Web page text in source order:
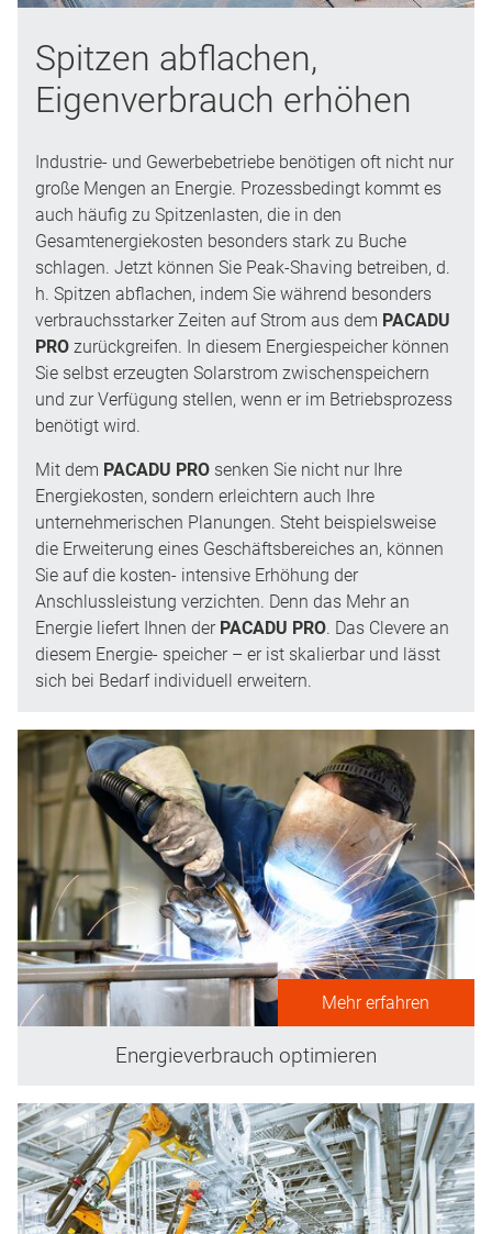
Spitzen abflachen,
Eigenverbrauch erhöhen
Industrie- und Gewerbebetriebe benötigen oft nicht nur
große Mengen an Energie. Prozessbedingt kommt es
auch häufig zu Spitzenlasten, die in den
Gesamtenergiekosten besonders stark zu Buche
schlagen. Jetzt können Sie Peak-Shaving betreiben, d.
h. Spitzen abflachen, indem Sie während besonders
verbrauchsstarker Zeiten auf Strom aus dem PACADU
PRO zurückgreifen. In diesem Energiespeicher können
Sie selbst erzeugten Solarstrom zwischenspeichern
und zur Verfügung stellen, wenn er im Betriebsprozess
benötigt wird.
Mit dem PACADU PRO senken Sie nicht nur Ihre
Energiekosten, sondern erleichtern auch Ihre
unternehmerischen Planungen. Steht beispielsweise
die Erweiterung eines Geschäftsbereiches an, können
Sie auf die kosten- intensive Erhöhung der
Anschlussleistung verzichten. Denn das Mehr an
Energie liefert Ihnen der PACADU PRO. Das Clevere an
diesem Energie- speicher – er ist skalierbar und lässt
sich bei Bedarf individuell erweitern.
Mehr erfahren
Energieverbrauch optimieren